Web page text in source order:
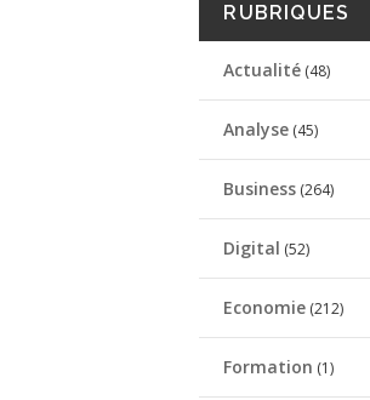
RUBRIQUES
Actualité (48)
Analyse (45)
Business (264)
Digital (52)
Economie (212)
Formation (1)